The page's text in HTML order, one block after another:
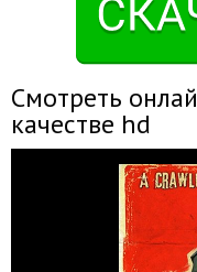
Смотреть
качестве hd